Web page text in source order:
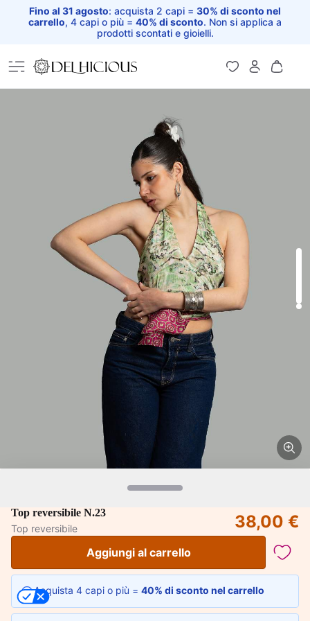
Fino al 31 agosto: acquista 2 capi = 30% di sconto nel
carrello, 4 capi o più = 40% di sconto. Non si applica a
prodotti scontati e gioielli.
Home
Top reversibile N.23
Top reversibile
38,00 €
Aggiungi al carrello
Acquista 4 capi o più = 40% di sconto nel carrello